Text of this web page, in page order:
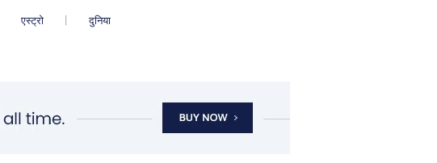
एस्ट्रो दुनिया